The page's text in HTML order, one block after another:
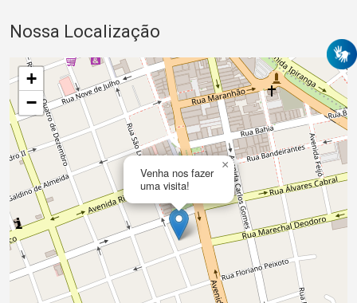
Nossa Localização
Venha nos fazer
uma visita!
×
+
−